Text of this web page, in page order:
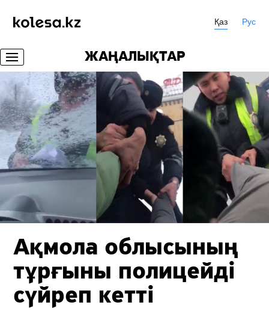
Қаз Рус
ЖАҢАЛЫҚТАР
Ақмола облысының
тұрғыны полицейді
сүйреп кетті